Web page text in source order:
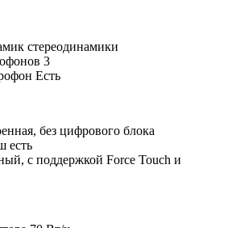
стереодинамики
3
Есть
без цифрового блока
есть
с поддержкой Force Touch и